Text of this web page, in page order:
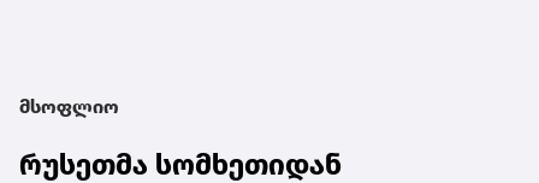
მსოფლიო
რუსეთმა სომხეთიდან